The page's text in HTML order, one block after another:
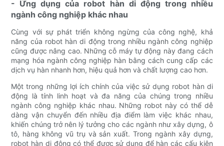
- Ứng dụng của robot hàn di động trong nhiều
ngành công nghiệp khác nhau
Cùng với sự phát triển không ngừng của công nghệ, khả
năng của robot hàn di động trong nhiều ngành công nghiệp
cũng được nâng cao. Những cỗ máy tự động này đang cách
mạng hóa ngành công nghiệp hàn bằng cách cung cấp các
dịch vụ hàn nhanh hơn, hiệu quả hơn và chất lượng cao hơn.
Một trong những lợi ích chính của việc sử dụng robot hàn di
động là tính linh hoạt và đa năng của chúng trong nhiều
ngành công nghiệp khác nhau. Những robot này có thể dễ
dàng vận chuyển đến nhiều địa điểm làm việc khác nhau,
khiến chúng trở nên lý tưởng cho các ngành như xây dựng, ô
tô, hàng không vũ trụ và sản xuất. Trong ngành xây dựng,
robot hàn di động có thể được sử dụng để hàn các cấu kiện